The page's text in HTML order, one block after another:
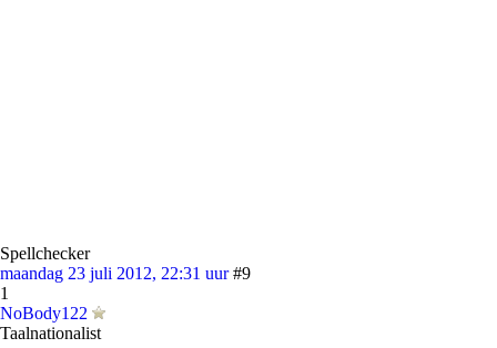
Spellchecker
maandag 23 juli 2012, 22:31 uur #9
1
NoBody122
Taalnationalist